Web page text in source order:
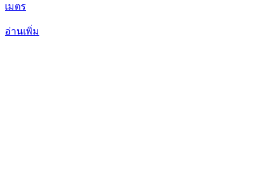
เมตร
อ่านเพิ่ม